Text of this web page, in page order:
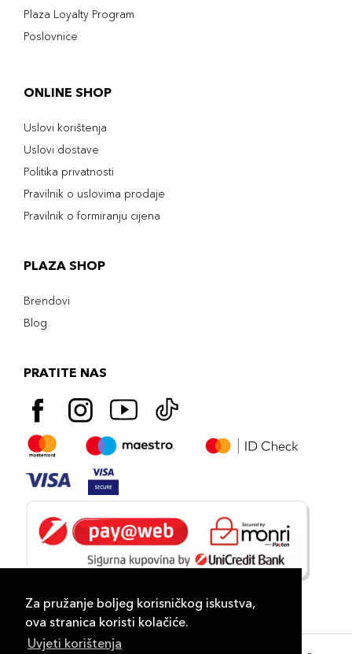
Za pružanje boljeg korisničkog iskustva,
ova stranica koristi kolačiće.
Uvjeti korištenja
Plaza Loyalty Program
Poslovnice
ONLINE SHOP
Uslovi korištenja
Uslovi dostave
Politika privatnosti
Pravilnik o uslovima prodaje
Pravilnik o formiranju cijena
PLAZA SHOP
Brendovi
Blog
PRATITE NAS